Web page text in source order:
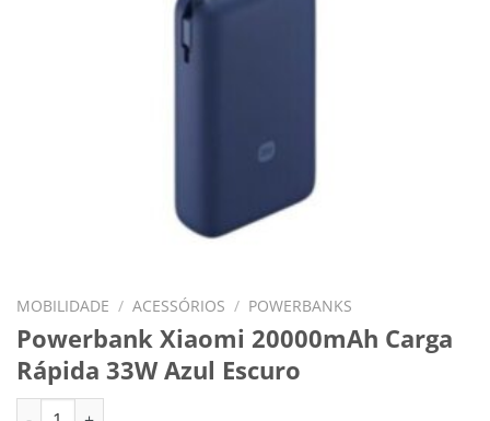
MOBILIDADE / ACESSÓRIOS / POWERBANKS
Powerbank Xiaomi 20000mAh Carga
Rápida 33W Azul Escuro
Quantidade de Powerbank Xiaomi 20000mAh Carga Rápida